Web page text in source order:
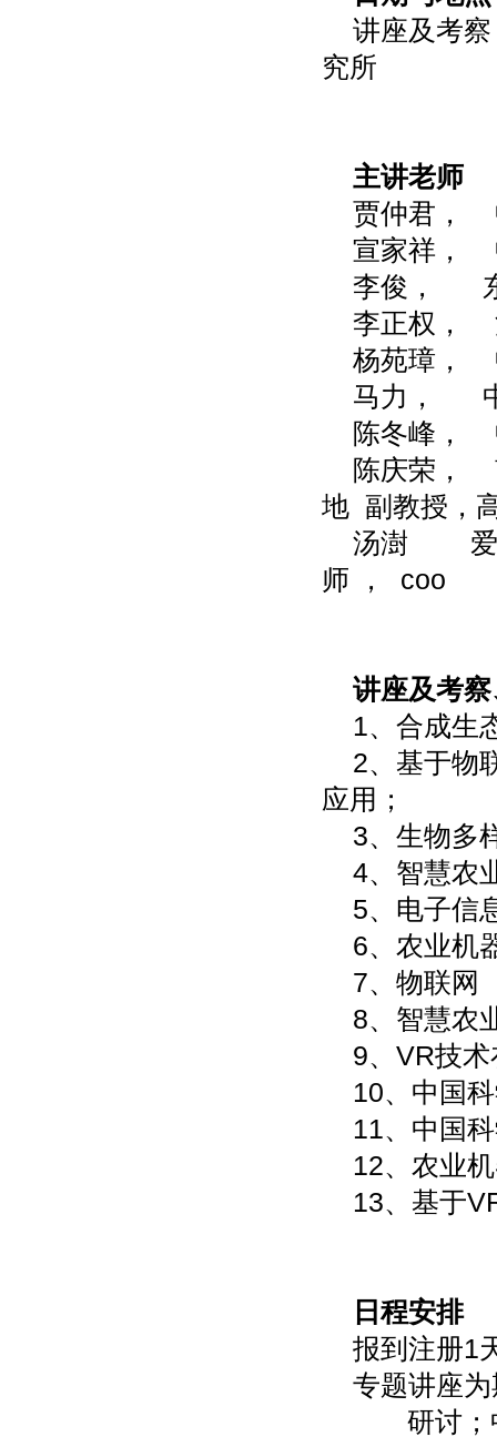
讲座及考
究所
主讲老师
贾仲君，
宣家祥，
李俊，
李正权，
杨苑璋
马力，
陈冬峰，
陈庆荣，
地 副教授，
汤澍 爱相
师 ， coo
讲座及考
1、合成生
2、基于物
应用；
3、生物多
4、智慧农
5、电子信
6、农业机
7、物联网
8、智慧农
9、VR技
10、中国
11、中国
12、农业
13、基于
日程安排
报到注册1
专题讲座
研讨；中